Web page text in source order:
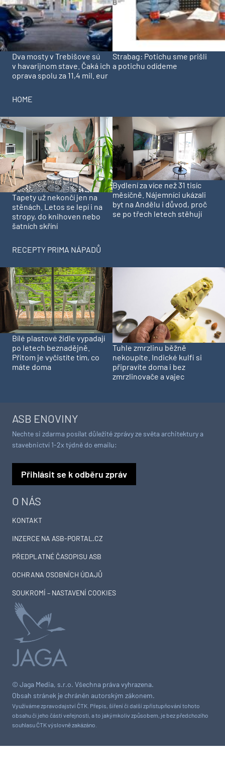
Dva mosty v Trebišove sú
v havarijnom stave. Čaká ich
oprava spolu za 11,4 mil. eur
Strabag: Potichu sme prišli
a potichu odídeme
HOME
Tapety už nekončí jen na
stěnách. Letos se lepí i na
stropy, do knihoven nebo
šatních skříní
Bydlení za více než 31 tisíc
měsíčně. Nájemníci ukázali
byt na Andělu i důvod, proč
se po třech letech stěhují
RECEPTY PRIMA NÁPADŮ
Bílé plastové židle vypadají
po letech beznadějně.
Přitom je vyčistíte tím, co
máte doma
Tuhle zmrzlinu běžně
nekoupíte. Indické kulfi si
připravíte doma i bez
zmrzlinovače a vajec
© Jaga Media, s.r.o. Všechna práva vyhrazena.
Obsah stránek je chráněn autorským zákonem.
Využíváme zpravodajství ČTK. Přepis, šíření či další zpřístupňování tohoto
obsahu či jeho části veřejnosti, a to jakýmkoliv způsobem, je bez předchozího
souhlasu ČTK výslovně zakázáno.
O NÁS
KONTAKT
INZERCE NA ASB-PORTAL.CZ
PŘEDPLATNÉ ČASOPISU ASB
OCHRANA OSOBNÍCH ÚDAJŮ
SOUKROMÍ – NASTAVENÍ COOKIES
ASB ENOVINY
Nechte si zdarma posílat důležité zprávy ze světa architektury a
stavebnictví 1-2x týdně do emailu:
Přihlásit se k odběru zpráv